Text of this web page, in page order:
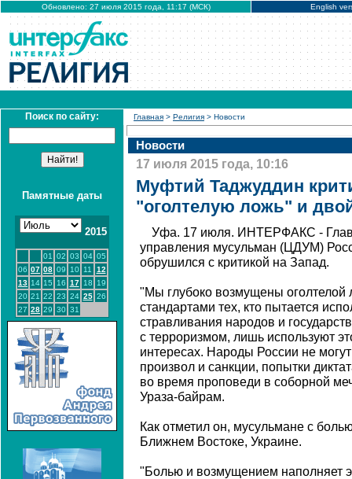
Обновлено: 27 июля 2015 года, 11:17 (МСК) English
Поиск по сайту:
Памятные даты
2015
01 02 03 04 05
06 07 08 09 10 11
12
13 14 15 16 17 18
19
20 21 22 23 24 25 26
27 28 29 30 31
Главная > Религия > Новости
Новости
17 июля 2015 года, 10:16
Муфтий Таджуддин
"оголтелую ложь" и
Уфа. 17 июля. ИНТЕРФАКС -
управления мусульман (ЦДУМ)
обрушился с критикой на Запад.
"Мы глубоко возмущены
стандартами тех, кто пытается
стравливания народов и
с терроризмом, лишь используют
интересах. Народы России не
произвол и санкции, попытки
во время проповеди в соборной
Ураза-байрам.
Как отметил он, мусульмане с
Ближнем Востоке, Украине.
"Болью и возмущением наполняет